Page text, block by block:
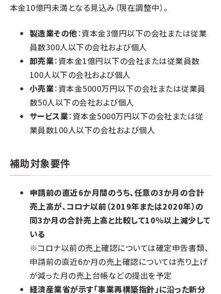
本金10億円未満となる見込み（現在調整中）。
製造業その他：資本金3億円以下の会社または従業
員数300人以下の会社および個人
卸売業：資本金1億円以下の会社または従業員数
100人以下の会社および個人
小売業：資本金5000万円以下の会社または従業員
数50人以下の会社および個人
サービス業：資本金5000万円以下の会社または従
業員数100人以下の会社および個人
補助対象要件
申請前の直近6か月間のうち、任意の3か月の合計
売上高が、コロナ以前（2019年または2020年）の
同3か月の合計売上高と比較して10％以上減少して
いる
※コロナ以前の売上確認については確定申告書類、
申請前の直近6か月の売上確認については売り上げ
が減った月の売上台帳などの提出を予定
経済産業省が示す「事業再構築指針」に沿った新分